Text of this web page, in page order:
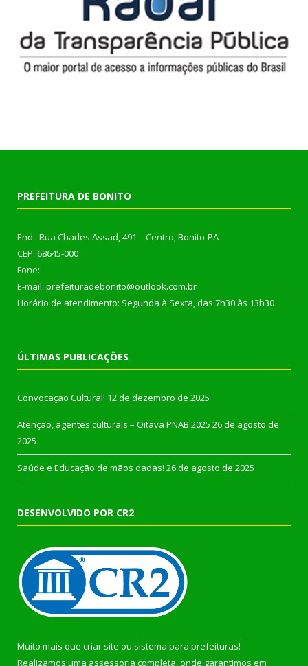
PREFEITURA DE BONITO
End.: Rua Charles Assad, 491 – Centro, Bonito-PA
CEP: 68645-000
Fone:
E-mail: prefeituradebonito@outlook.com.br
Horário de atendimento: Segunda à Sexta, das 7h30 às 13h30
ÚLTIMAS PUBLICAÇÕES
Convocação Cultural! 12 de dezembro de 2025
Atenção, agentes culturais – Oitava PNAB 2025 26 de agosto de
2025
Saúde e Educação de mãos dadas! 26 de agosto de 2025
DESENVOLVIDO POR CR2
Muito mais que criar site ou sistema para prefeituras!
Realizamos uma assessoria completa, onde garantimos em